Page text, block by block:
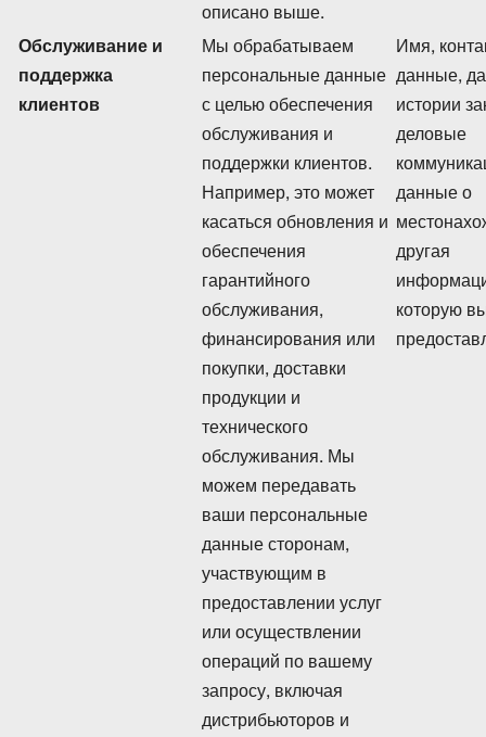
описано выше.
Обслуживание и
поддержка
клиентов
Мы обрабатываем
персональные данные
с целью обеспечения
обслуживания и
поддержки клиентов.
Например, это может
касаться обновления и
обеспечения
гарантийного
обслуживания,
финансирования или
покупки, доставки
продукции и
технического
обслуживания. Мы
можем передавать
ваши персональные
данные сторонам,
участвующим в
предоставлении услуг
или осуществлении
операций по вашему
запросу, включая
дистрибьюторов и
Имя,
данные,
истории
деловые
данные о
другая
которую